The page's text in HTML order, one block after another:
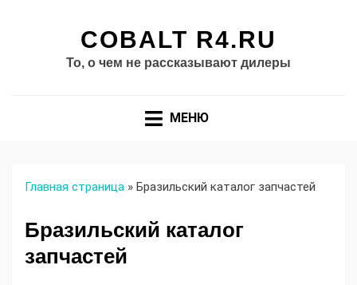
COBALT R4.RU
То, о чем не рассказывают дилеры
МЕНЮ
Главная страница » Бразильский каталог запчастей
Бразильский каталог
запчастей